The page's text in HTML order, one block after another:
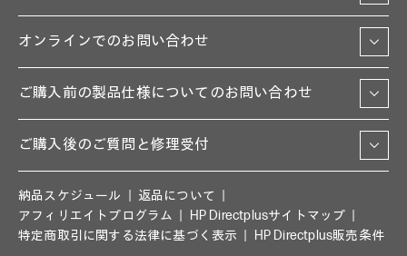
オンラインでのお問い合わせ
ご購入前の製品仕様についてのお問い合わせ
ご購入後のご質問と修理受付
納品スケジュール
返品について
アフィリエイトプログラム
HP Directplusサイトマップ
特定商取引に関する法律に基づく表示
HP Directplus販売条件